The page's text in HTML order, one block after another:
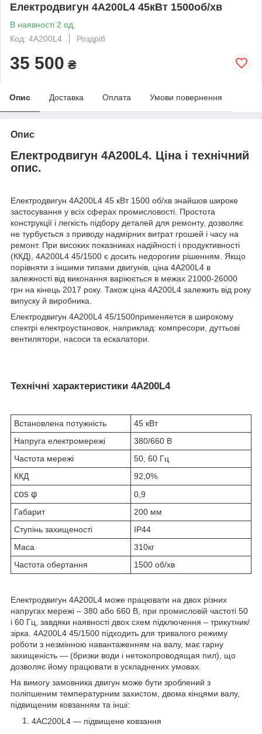
Електродвигун 4А200L4 45кВт 1500об/хв
В наявності 2 од.
Код: 4А200L4
Роздріб
35 500 ₴
Опис Доставка Оплата Умови повернення
Опис
Електродвигун 4А200L4. Ціна і технічний
опис.
Електродвигун 4А200L4 45 кВт 1500 об/хв знайшов широке
застосування у всіх сферах промисловості. Простота
конструкції і легкість підбору деталей для ремонту, дозволяє
не турбується з приводу надмірних витрат грошей і часу на
ремонт. При високих показниках надійності і продуктивності
(ККД), 4А200L4 45/1500 є досить недорогим рішенням. Якщо
порівняти з іншими типами двигунів, ціна 4А200L4 в
залежності від виконання варіюється в межах 21000-26000
грн на кінець 2017 року. Також ціна 4А200L4 залежить від року
випуску й виробника.
Електродвигун 4А200L4 45/1500применяется в широкому
спектрі електроустановок, наприклад: компресори, дуттьові
вентилятори, насоси та ескалатори.
Технічні характеристики 4А200L4
Встановлена потужність
45 кВт
Напруга електромережі
380/660 В
Частота мережі
50, 60 Гц
ККД
92,0%
cos φ
0,9
Габарит
200 мм
Ступінь захищеності
IP44
Маса
310кг
Частота обертання
1500 об/хв
Електродвигун 4А200L4 може працювати на двох різних
напругах мережі – 380 або 660 В, при промисловій частоті 50
і 60 Гц, завдяки наявності двох схем підключення – трикутник/
зірка. 4А200L4 45/1500 підходить для тривалого режиму
роботи з незмінною навантаженням на валу, має гарну
захищеність ― (бризки води і нетокопроводящая пил), що
дозволяє йому працювати в ускладнених умовах.
На вимогу замовника двигун може бути зроблений з
поліпшеним температурним захистом, двома кінцями валу,
підвищеним ковзанням та інші:
4АС200L4 ― підвищене ковзання